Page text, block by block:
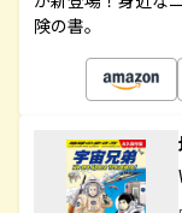
険の書。